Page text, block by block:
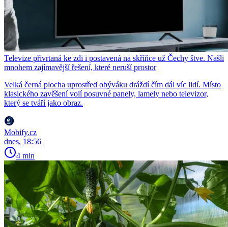
Televize přivrtaná ke zdi i postavená na skříňce už Čechy štve. Našli
mnohem zajímavější řešení, které neruší prostor
Velká černá plocha uprostřed obýváku dráždí čím dál víc lidí. Místo
klasického zavěšení volí posuvné panely, lamely nebo televizor,
který se tváří jako obraz.
Mobify.cz
dnes, 18:56
4 min